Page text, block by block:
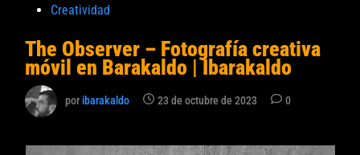
Publicado
Creatividad
The Observer – Fotografía creativa
móvil en Barakaldo | Ibarakaldo
poribarakaldo 23 de octubre de 2023 0